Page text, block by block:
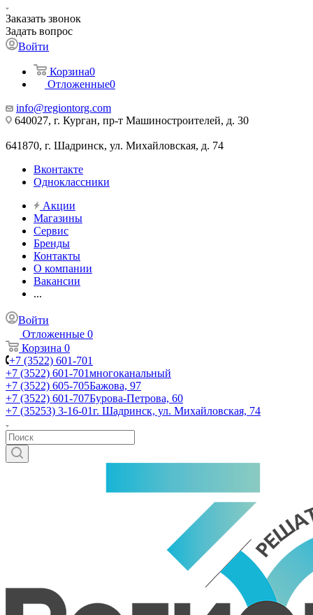
Заказать звонок
Задать вопрос
Войти
Корзина0
Отложенные0
info@regiontorg.com
640027, г. Курган, пр-т Машиностроителей, д. 30
641870, г. Шадринск, ул. Михайловская, д. 74
Вконтакте
Одноклассники
Акции
Магазины
Сервис
Бренды
Контакты
О компании
Вакансии
...
Войти
Отложенные 0
Корзина 0
+7 (3522) 601-701
+7 (3522) 601-701многоканальный
+7 (3522) 605-705Бажова, 97
+7 (3522) 601-707Бурова-Петрова, 60
+7 (35253) 3-16-01г. Шадринск, ул. Михайловская, 74